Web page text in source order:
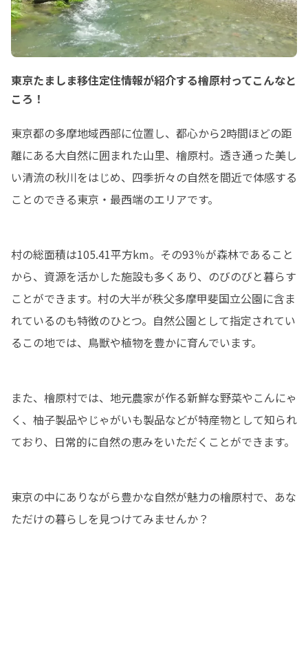
東京たましま移住定住情報が紹介する檜原村ってこんなと
ころ！
東京都の多摩地域西部に位置し、都心から2時間ほどの距
離にある大自然に囲まれた山里、檜原村。透き通った美し
い清流の秋川をはじめ、四季折々の自然を間近で体感する
ことのできる東京・最西端のエリアです。
村の総面積は105.41平方km。その93％が森林であること
から、資源を活かした施設も多くあり、のびのびと暮らす
ことができます。村の大半が秩父多摩甲斐国立公園に含ま
れているのも特徴のひとつ。自然公園として指定されてい
るこの地では、鳥獣や植物を豊かに育んでいます。
また、檜原村では、地元農家が作る新鮮な野菜やこんにゃ
く、柚子製品やじゃがいも製品などが特産物として知られ
ており、日常的に自然の恵みをいただくことができます。
東京の中にありながら豊かな自然が魅力の檜原村で、あな
ただけの暮らしを見つけてみませんか？